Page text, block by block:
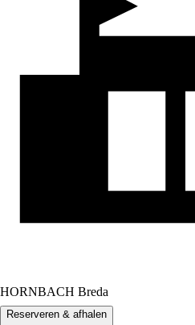
HORNBACH Breda
Reserveren & afhalen